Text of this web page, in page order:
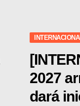
2027
dará